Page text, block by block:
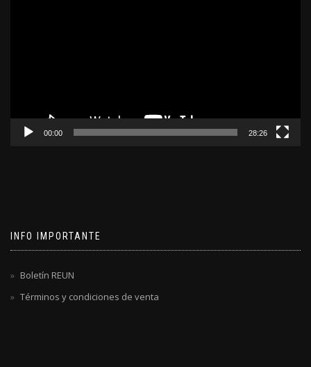
00:00 28:26
INFO IMPORTANTE
Boletín REUN
Términos y condiciones de venta